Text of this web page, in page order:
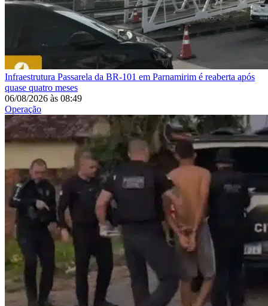
Infraestrutura Passarela da BR-101 em Parnamirim é reaberta após
quase quatro meses
06/08/2026 às 08:49
Operação